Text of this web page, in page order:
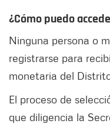
¿Cómo puedo
Ninguna persona o
registrarse para
monetaria del
El proceso de
que diligencia la